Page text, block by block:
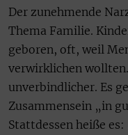
Der zunehmende
Thema Familie.
geboren, oft, weil
verwirklichen
unverbindlicher. Es
Zusammensein „in
Stattdessen heiße